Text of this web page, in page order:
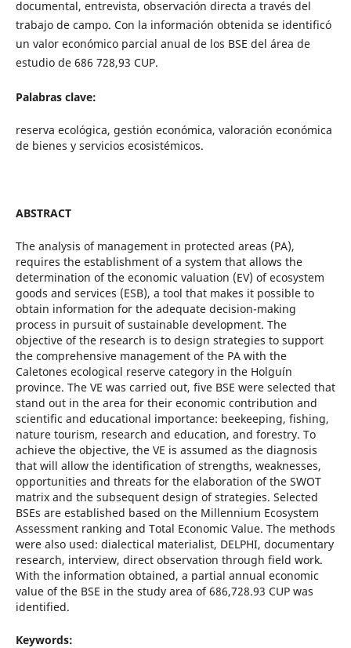
documental, entrevista, observación directa a través del
trabajo de campo. Con la información obtenida se identificó
un valor económico parcial anual de los BSE del área de
estudio de 686 728,93 CUP.
Palabras clave:
reserva ecológica, gestión económica, valoración económica
de bienes y servicios ecosistémicos.
ABSTRACT
The analysis of management in protected areas (PA),
requires the establishment of a system that allows the
determination of the economic valuation (EV) of ecosystem
goods and services (ESB), a tool that makes it possible to
obtain information for the adequate decision-making
process in pursuit of sustainable development. The
objective of the research is to design strategies to support
the comprehensive management of the PA with the
Caletones ecological reserve category in the Holguín
province. The VE was carried out, five BSE were selected that
stand out in the area for their economic contribution and
scientific and educational importance: beekeeping, fishing,
nature tourism, research and education, and forestry. To
achieve the objective, the VE is assumed as the diagnosis
that will allow the identification of strengths, weaknesses,
opportunities and threats for the elaboration of the SWOT
matrix and the subsequent design of strategies. Selected
BSEs are established based on the Millennium Ecosystem
Assessment ranking and Total Economic Value. The methods
were also used: dialectical materialist, DELPHI, documentary
research, interview, direct observation through field work.
With the information obtained, a partial annual economic
value of the BSE in the study area of 686,728.93 CUP was
identified.
Keywords: